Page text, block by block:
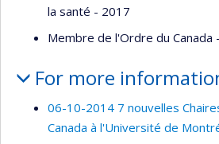
la santé - 2017
Membre de l'Ordre du Canada
For more
06-10-2014 7 nouvelles
Canada à l'Université de